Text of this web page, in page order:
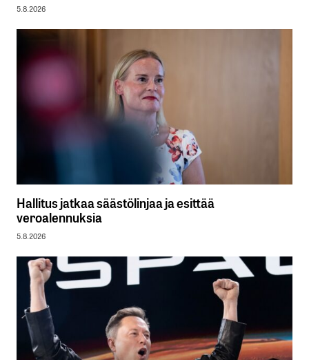
5.8.2026
Hallitus jatkaa säästölinjaa ja esittää
veroalennuksia
5.8.2026